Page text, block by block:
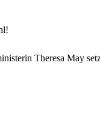
Theresa May